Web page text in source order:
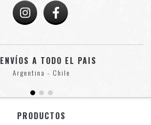
ENVÍOS A TODO EL PAIS
Argentina - Chile
PRODUCTOS